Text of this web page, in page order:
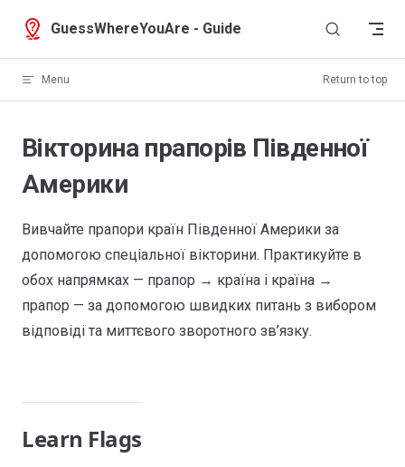
Skip to content
GuessWhereYouAre - Guide
Menu Return to top
Вікторина прапорів Південної
Америки
Вивчайте прапори країн Південної Америки за
допомогою спеціальної вікторини. Практикуйте в
обох напрямках — прапор → країна і країна →
прапор — за допомогою швидких питань з вибором
відповіді та миттєвого зворотного зв’язку.
Learn Flags